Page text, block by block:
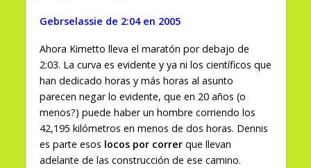
Gebrselassie de 2:04 en 2005
Ahora Kimetto lleva el maratón por debajo de
2:03. La curva es evidente y ya ni los científicos que
han dedicado horas y más horas al asunto
parecen negar lo evidente, que en 20 años (o
menos?) puede haber un hombre corriendo los
42,195 kilómetros en menos de dos horas. Dennis
es parte esos locos por correrque llevan
adelante de las construcción de ese camino.